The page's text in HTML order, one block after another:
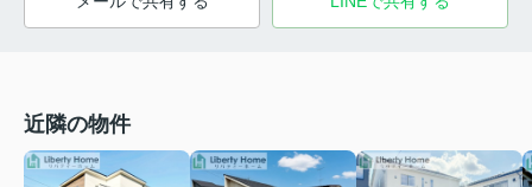
近隣の物件